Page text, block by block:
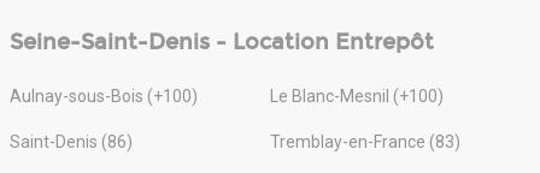
Seine-Saint-Denis - Location Entrepôt
Aulnay-sous-Bois (+100) Le Blanc-Mesnil (+100)
Saint-Denis (86) Tremblay-en-France (83)